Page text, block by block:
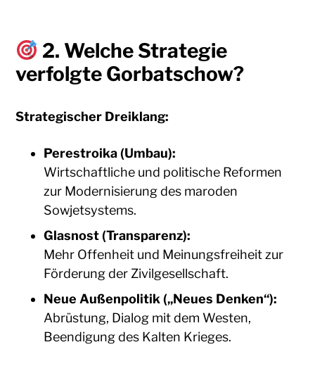
2. Welche Strategie
verfolgte Gorbatschow?
Strategischer Dreiklang:
Perestroika (Umbau):
Wirtschaftliche und politische Reformen
zur Modernisierung des maroden
Sowjetsystems.
Glasnost (Transparenz):
Mehr Offenheit und Meinungsfreiheit zur
Förderung der Zivilgesellschaft.
Neue Außenpolitik („Neues Denken“):
Abrüstung, Dialog mit dem Westen,
Beendigung des Kalten Krieges.